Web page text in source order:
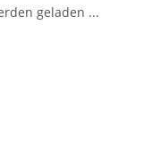
geladen ...